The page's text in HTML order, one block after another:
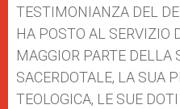
TESTIMONIANZA DEL
HA POSTO AL SERVIZIO
MAGGIOR PARTE DELLA
SACERDOTALE, LA SUA
TEOLOGICA, LE SUE